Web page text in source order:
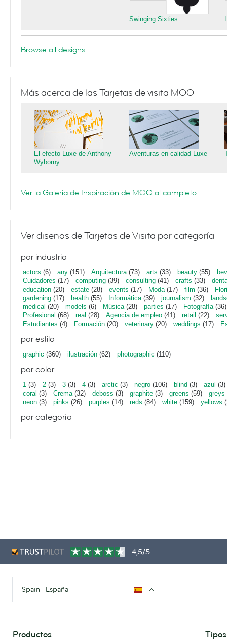
Swinging Sixties
Browse all designs
Más acerca de las Tarjetas de visita MOO
El efecto Luxe de Anthony
Wyborny
Aventuras en calidad Luxe
Ver la Galería de Inspiración de MOO al completo
Ver diseños de Tarjetas de Visita por categoría
por industria
actors (6) any (151) Arquitectura(73) arts (33) beauty (55)
Cuidadores (17) computing (39) consulting (41) crafts (33)
education (20) estate (28) events (17) Moda(17) film (36)
gardening (17) health (55) Informática(39) journalism (32)
medical (20) models (6) Música(28) parties (17) Fotografía(36)
Profesional (68) real (28) Agencia de empleo (41) retail (22)
Estudiantes (4) Formación (20) veterinary (20) weddings (17)
por estilo
graphic (360) ilustración (62) photographic (110)
por color
1 (3) 2 (3) 3 (3) 4 (3) arctic (3) negro (106) blind (3) azul (3)
coral (3) Crema(32) deboss (3) graphite (3) greens (59) greys
neon (3) pinks (26) purples (14) reds (84) white (159) yellows
por categoría
4,5/5
Spain | España
Productos